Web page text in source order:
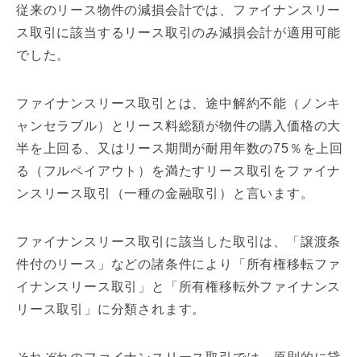
従来のリース物件の減損会計では、ファイナンスリー
ス取引に該当するリース取引のみ減損会計が適用可能
でした。
ファイナンスリース取引とは、途中解約不能（ノンキ
ャンセラブル）とリース料総額が物件の購入価格の大
半を上回る、又はリース期間が耐用年数の75％を上回
る（フルペイアウト）を満たすリース取引をファイナ
ンスリース取引（一種の金融取引）と言います。
ファイナンスリース取引に該当した取引は、「譲渡条
件付のリース」などの諸条件により「所有権移転ファ
イナンスリース取引」と「所有権移転外ファイナンス
リース取引」に分類されます。